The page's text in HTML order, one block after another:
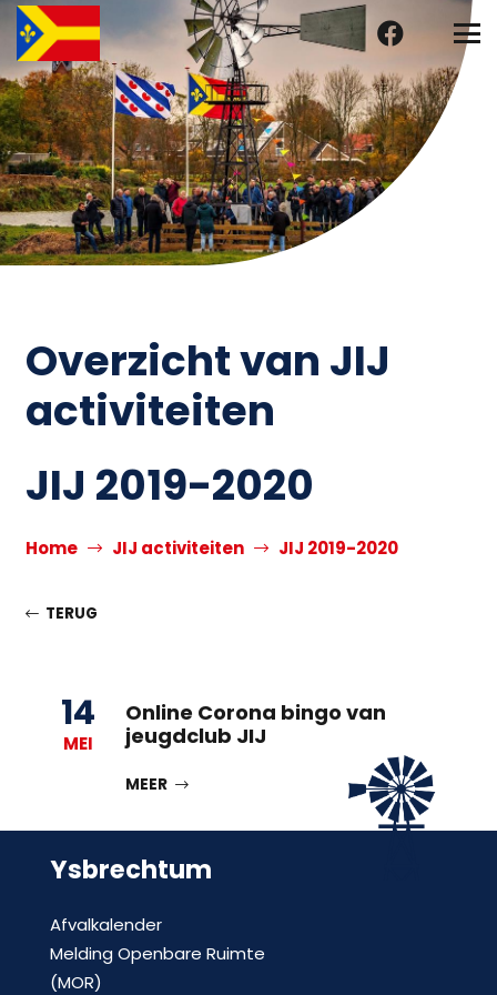
Overzicht van JIJ
activiteiten
JIJ 2019-2020
Home JIJ activiteiten JIJ 2019-2020
TERUG
14
MEI
Online Corona bingo van
jeugdclub JIJ
MEER
Ysbrechtum
Afvalkalender
Melding Openbare Ruimte
(MOR)